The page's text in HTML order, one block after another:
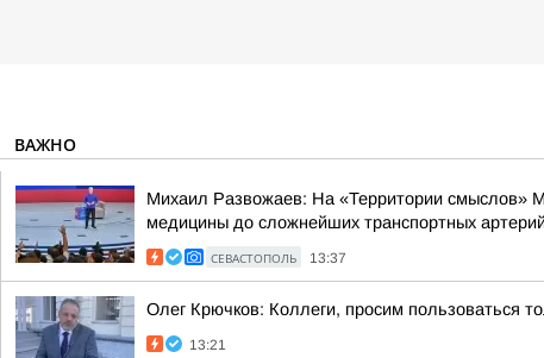
ВАЖНО
Михаил Развожаев: На «Территории смыслов»
медицины до сложнейших транспортных
СЕВАСТОПОЛЬ 13:37
Олег Крючков: Коллеги, просим пользоваться
13:21